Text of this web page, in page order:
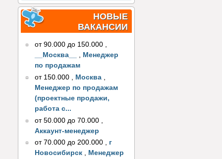
НОВЫЕ
ВАКАНСИИ
от 90.000 до 150.000 ,
__Москва__
, Менеджер
по продажам
от 150.000
Москва
Менеджер по продажам
(проектные продажи,
работа с...
от 50.000 до 70.000
Аккаунт-менеджер
от 70.000 до 200.000 , г
Новосибирск , Менеджер